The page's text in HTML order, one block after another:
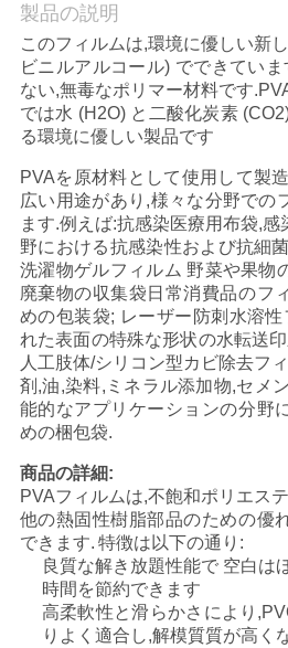
ニ
ュ
ー
ス
引
金
を
求
め
て
く
だ
さ
い
製品の説明
このフィルムは,環境に優しい新
ビニルアルコール) でできてい
ない,無毒なポリマー材料です
では水 (H2O) と二酸化炭素
る環境に優しい製品です
PVAを原材料として使用して製
広い用途があり,様々な分野での
ます.例えば:抗感染医療用布袋,
野における抗感染性および抗細
洗濯物ゲルフィルム 野菜や果物
廃棄物の収集袋日常消費品のフ
めの包装袋; レーザー防刺水溶
れた表面の特殊な形状の水転送
人工肢体/シリコン型カビ除去フ
剤,油,染料,ミネラル添加物,セメ
能的なアプリケーションの分野
めの梱包袋.
商品の詳細:
PVAフィルムは,不飽和ポリエス
他の熱固性樹脂部品のための優
できます. 特徴は以下の通り:
良質な解き放題性能で 空白は
時間を節約できます
高柔軟性と滑らかさにより
りよく適合し,解模質質が高く